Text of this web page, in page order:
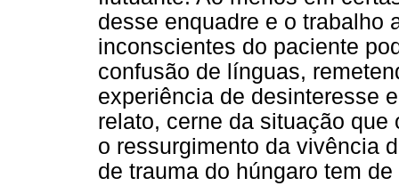
desse enquadre e o trabalho
inconscientes do paciente
confusão de línguas,
experiência de desinteresse
relato, cerne da situação
o ressurgimento da vivência
de trauma do húngaro tem